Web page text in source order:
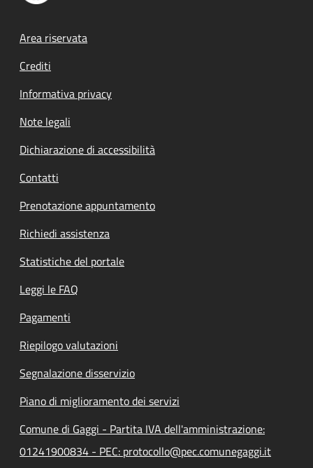
Footer menu
Area riservata
Crediti
Informativa privacy
Note legali
Dichiarazione di accessibilità
Contatti
Prenotazione appuntamento
Richiedi assistenza
Statistiche del portale
Leggi le FAQ
Pagamenti
Riepilogo valutazioni
Segnalazione disservizio
Piano di miglioramento dei servizi
Comune di Gaggi - Partita IVA dell'amministrazione:
01241900834 - PEC: protocollo@pec.comunegaggi.it